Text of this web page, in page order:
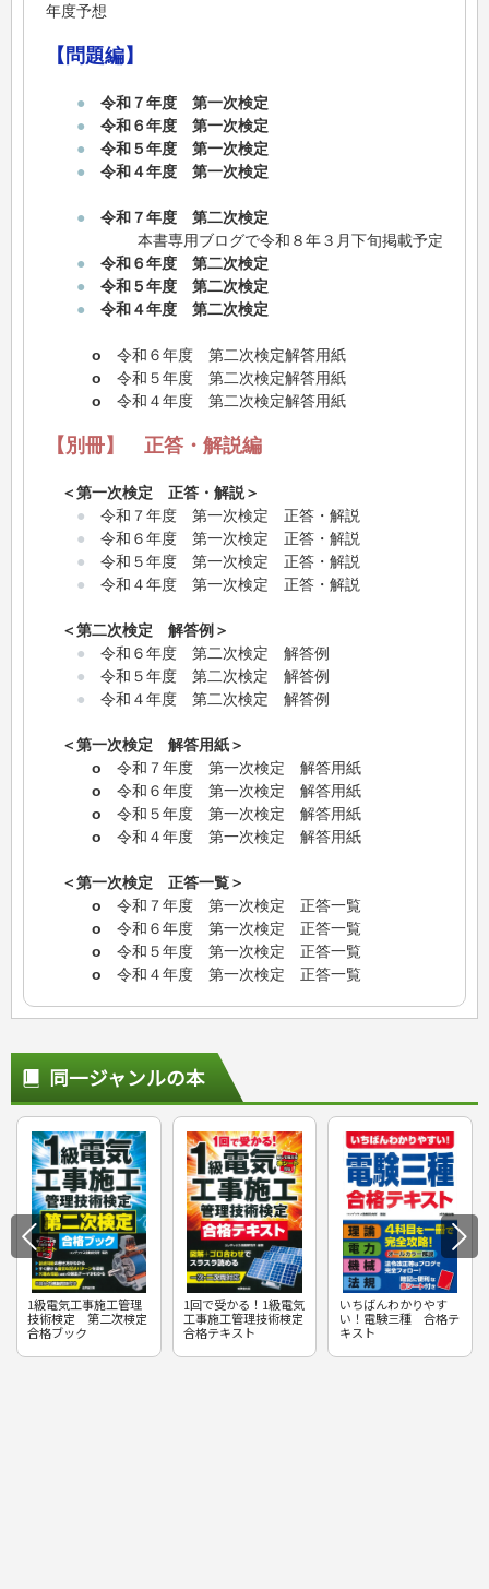
年度予想
【問題編】
● 令和７年度 第一次検定
● 令和６年度 第一次検定
● 令和５年度 第一次検定
● 令和４年度 第一次検定
● 令和７年度 第二次検定
本書専用ブログで令和８年３月下旬掲載予定
● 令和６年度 第二次検定
● 令和５年度 第二次検定
● 令和４年度 第二次検定
o 令和６年度 第二次検定解答用紙
o 令和５年度 第二次検定解答用紙
o 令和４年度 第二次検定解答用紙
【別冊】 正答・解説編
＜第一次検定 正答・解説＞
● 令和７年度 第一次検定 正答・解説
● 令和６年度 第一次検定 正答・解説
● 令和５年度 第一次検定 正答・解説
● 令和４年度 第一次検定 正答・解説
＜第二次検定 解答例＞
● 令和６年度 第二次検定 解答例
● 令和５年度 第二次検定 解答例
● 令和４年度 第二次検定 解答例
＜第一次検定 解答用紙＞
o 令和７年度 第一次検定 解答用紙
o 令和６年度 第一次検定 解答用紙
o 令和５年度 第一次検定 解答用紙
o 令和４年度 第一次検定 解答用紙
＜第一次検定 正答一覧＞
o 令和７年度 第一次検定 正答一覧
o 令和６年度 第一次検定 正答一覧
o 令和５年度 第一次検定 正答一覧
o 令和４年度 第一次検定 正答一覧
同一ジャンルの本
1級電気工事施工管理
技術検定 第二次検定
合格ブック
1回で受かる！1級電気
工事施工管理技術検定
合格テキスト
いちばんわかりやす
い！電験三種 合格テ
キスト